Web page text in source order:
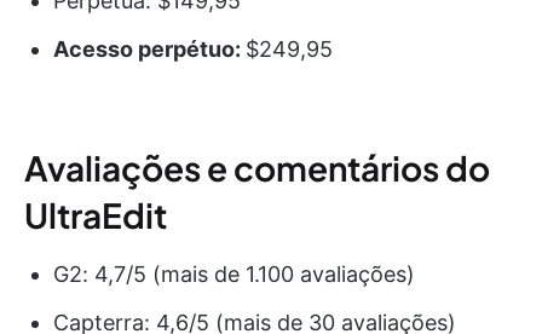
Acesso perpétuo: $249,95
Avaliações e comentários do
UltraEdit
G2: 4,7/5 (mais de 1.100 avaliações)
Capterra: 4,6/5 (mais de 30 avaliações)